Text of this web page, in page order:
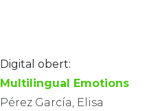
Digital obert:
Multilingual Emotions
Pérez García, Elisa